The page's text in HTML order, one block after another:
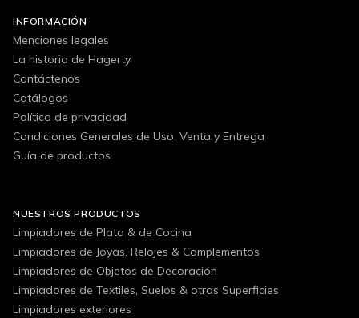
INFORMACIÓN
Menciones legales
La historia de Hagerty
Contáctenos
Catálogos
Política de privacidad
Condiciones Generales de Uso, Venta y Entrega
Guía de productos
NUESTROS PRODUCTOS
Limpiadores de Plata & de Cocina
Limpiadores de Joyas, Relojes & Complementos
Limpiadores de Objetos de Decoración
Limpiadores de Textiles, Suelos & otras Superficies
Limpiadores exteriores